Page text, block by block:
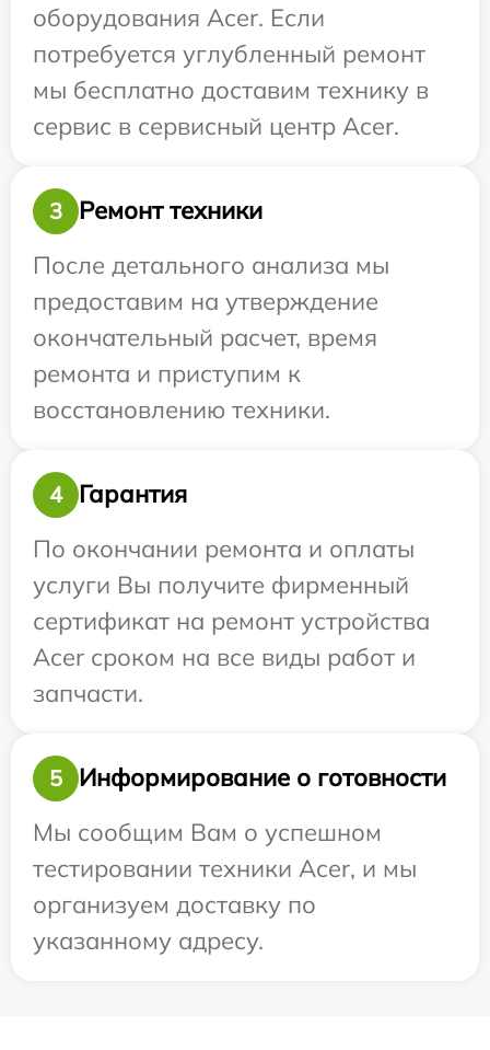
оборудования Acer. Если
потребуется углубленный ремонт
мы бесплатно доставим технику в
сервис в сервисный центр Acer.
3
Ремонт техники
После детального анализа мы
предоставим на утверждение
окончательный расчет, время
ремонта и приступим к
восстановлению техники.
4
Гарантия
По окончании ремонта и оплаты
услуги Вы получите фирменный
сертификат на ремонт устройства
Acer сроком на все виды работ и
запчасти.
5
Информирование о готовности
Мы сообщим Вам о успешном
тестировании техники Acer, и мы
организуем доставку по
указанному адресу.